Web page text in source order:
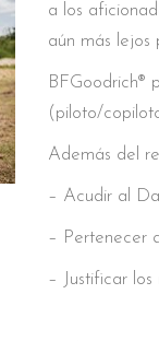
a los
aún más
BFGoodrich®
(piloto/
Además del
– Acudir al
– Pertenecer
– Justificar